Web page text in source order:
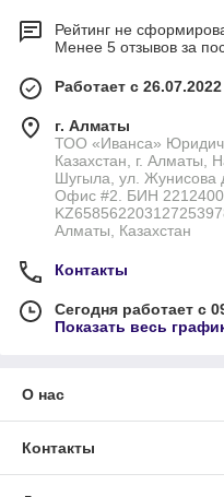
Рейтинг не
Менее 5 отзывов за
Работает с 26.07.2022
г. Алматы
ТОО «Иванса»
Казахстан, г. Алматы,
Шугыла, ул. Жунисова
Офис #2. БИН
Алматы, Казахстан
Контакты
Сегодня работает с
Показать весь
О нас
Контакты